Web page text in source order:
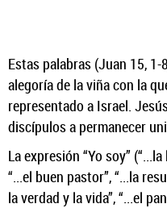
Estas palabras (Juan 15,
alegoría de la viña con la
representado a Israel.
discípulos a permanecer
La expresión “Yo soy”
“...el buen pastor”, “...la
la verdad y la vida”, “...el